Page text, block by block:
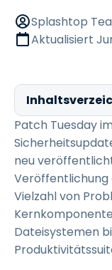
Splashtop
Aktualisiert
Patch Tuesday
neu
Veröffentlichung
Vielzahl von
Dateisystemen